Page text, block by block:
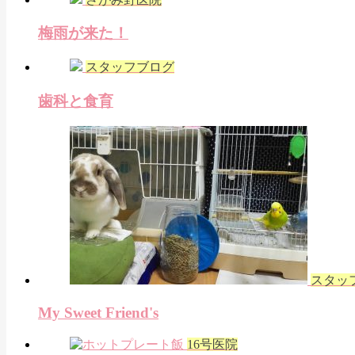
梅雨が来た！
スタッフブログ
歯科と食育
スタッ
My Sweet Friend's
16号医院